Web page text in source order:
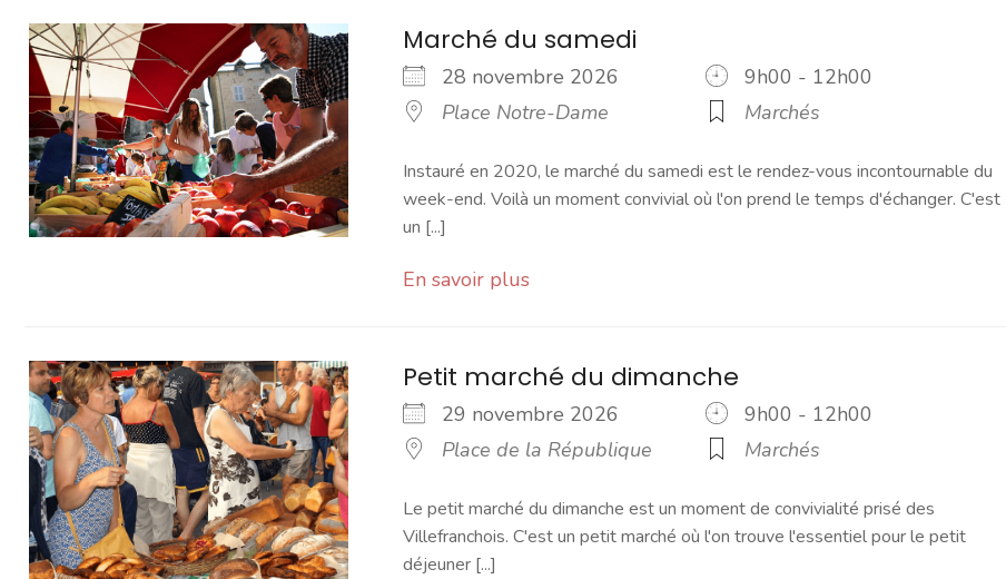
Marché du samedi
28 novembre 2026
9h00 - 12h00
Place Notre-Dame
Marchés
Instauré en 2020, le marché du samedi est le rendez-vous incontournable du
week-end. Voilà un moment convivial où l'on prend le temps d'échanger. C'est
un [...]
En savoir plus
Petit marché du dimanche
29 novembre 2026
9h00 - 12h00
Place de la République
Marchés
Le petit marché du dimanche est un moment de convivialité prisé des
Villefranchois. C'est un petit marché où l'on trouve l'essentiel pour le petit
déjeuner [...]